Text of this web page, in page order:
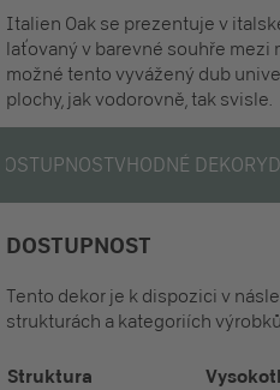
Italien Oak se prezentuje v
laťovaný v barevné souhře mezi
možné tento vyvážený dub
plochy, jak vodorovně, tak svisle.
VHODNÉ DEKORY
DOSTUPNOST
Tento dekor je k dispozici v
strukturách a kategoriích
Struktura